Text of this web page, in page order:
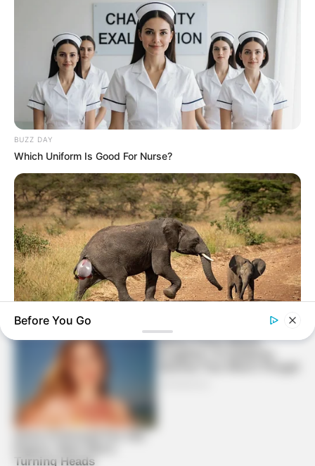
BUZZ DAY
Which Uniform Is Good For Nurse?
Rare Elephant Birth—Then Nature Delivered A Second Shock
Before You Go